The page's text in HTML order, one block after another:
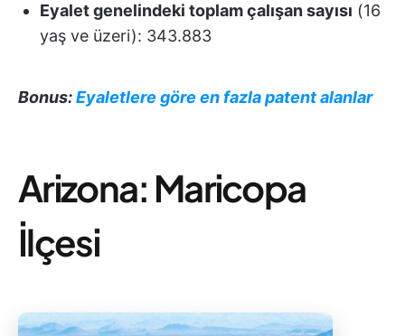
Eyalet genelindeki toplam çalışan sayısı (16
yaş ve üzeri): 343.883
Bonus:Eyaletlere göre en fazla patent alanlar
Arizona: Maricopa
İlçesi